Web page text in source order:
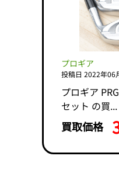
プロギア
投稿日 2022年06
プロギア
セット の買...
買取価格